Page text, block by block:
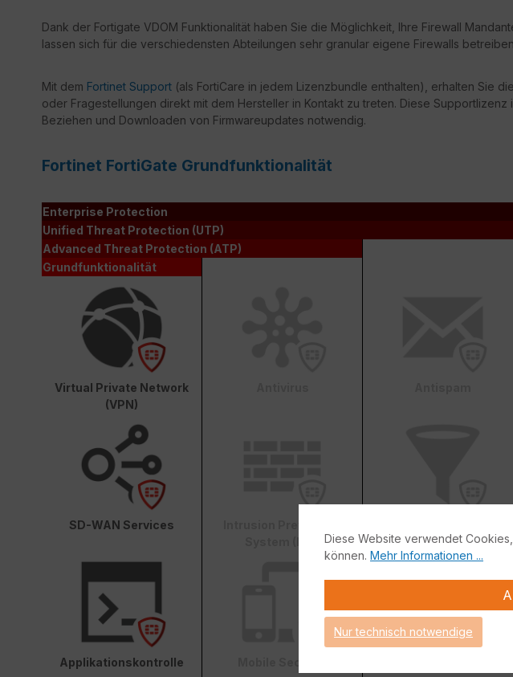
Dank der Fortigate VDOM Funktionalität haben Sie die Möglichkeit, Ihre Firewall
lassen sich für die verschiedensten Abteilungen sehr granular eigene Firewalls
Mit dem Fortinet Support (als FortiCare in jedem Lizenzbundle enthalten), erhalten Sie
oder Fragestellungen direkt mit dem Hersteller in Kontakt zu treten. Diese Supportlizenz
Beziehen und Downloaden von Firmwareupdates notwendig.
Fortinet FortiGate Grundfunktionalität
Enterprise Protection
Unified Threat Protection (UTP)
Advanced Threat Protection (ATP)
Grundfunktionalität
Virtual Private Network
(VPN)
SD-WAN Services
Applikationskontrolle
Diese Website verwendet
können. Mehr Informationen ...
Nur technisch notwendige